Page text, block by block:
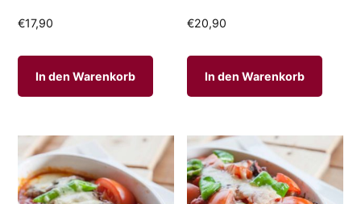
€17,90
In den Warenkorb
€20,90
In den Warenkorb